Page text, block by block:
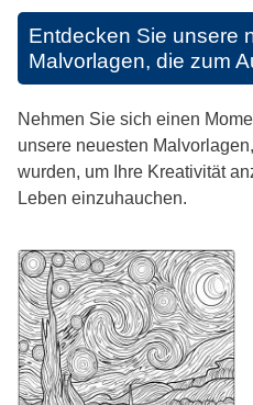
Entdecken Sie unsere
Malvorlagen, die zum
Nehmen Sie sich einen
unsere neuesten
wurden, um Ihre Kreativität
Leben einzuhauchen.